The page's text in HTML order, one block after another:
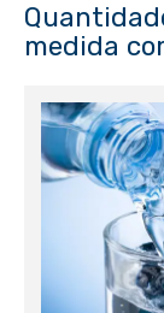
medida